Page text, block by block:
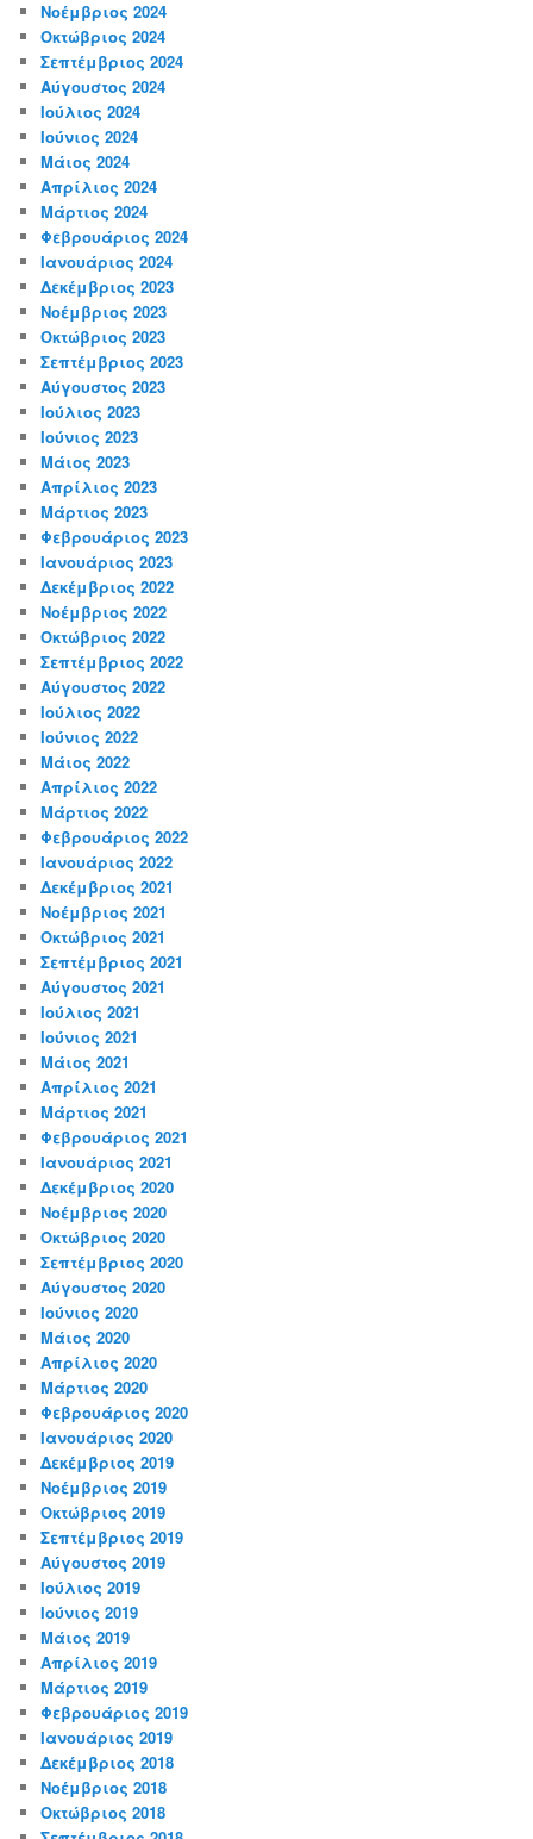
Νοέμβριος 2024
Οκτώβριος 2024
Σεπτέμβριος 2024
Αύγουστος 2024
Ιούλιος 2024
Ιούνιος 2024
Μάιος 2024
Απρίλιος 2024
Μάρτιος 2024
Φεβρουάριος 2024
Ιανουάριος 2024
Δεκέμβριος 2023
Νοέμβριος 2023
Οκτώβριος 2023
Σεπτέμβριος 2023
Αύγουστος 2023
Ιούλιος 2023
Ιούνιος 2023
Μάιος 2023
Απρίλιος 2023
Μάρτιος 2023
Φεβρουάριος 2023
Ιανουάριος 2023
Δεκέμβριος 2022
Νοέμβριος 2022
Οκτώβριος 2022
Σεπτέμβριος 2022
Αύγουστος 2022
Ιούλιος 2022
Ιούνιος 2022
Μάιος 2022
Απρίλιος 2022
Μάρτιος 2022
Φεβρουάριος 2022
Ιανουάριος 2022
Δεκέμβριος 2021
Νοέμβριος 2021
Οκτώβριος 2021
Σεπτέμβριος 2021
Αύγουστος 2021
Ιούλιος 2021
Ιούνιος 2021
Μάιος 2021
Απρίλιος 2021
Μάρτιος 2021
Φεβρουάριος 2021
Ιανουάριος 2021
Δεκέμβριος 2020
Νοέμβριος 2020
Οκτώβριος 2020
Σεπτέμβριος 2020
Αύγουστος 2020
Ιούνιος 2020
Μάιος 2020
Απρίλιος 2020
Μάρτιος 2020
Φεβρουάριος 2020
Ιανουάριος 2020
Δεκέμβριος 2019
Νοέμβριος 2019
Οκτώβριος 2019
Σεπτέμβριος 2019
Αύγουστος 2019
Ιούλιος 2019
Ιούνιος 2019
Μάιος 2019
Απρίλιος 2019
Μάρτιος 2019
Φεβρουάριος 2019
Ιανουάριος 2019
Δεκέμβριος 2018
Νοέμβριος 2018
Οκτώβριος 2018